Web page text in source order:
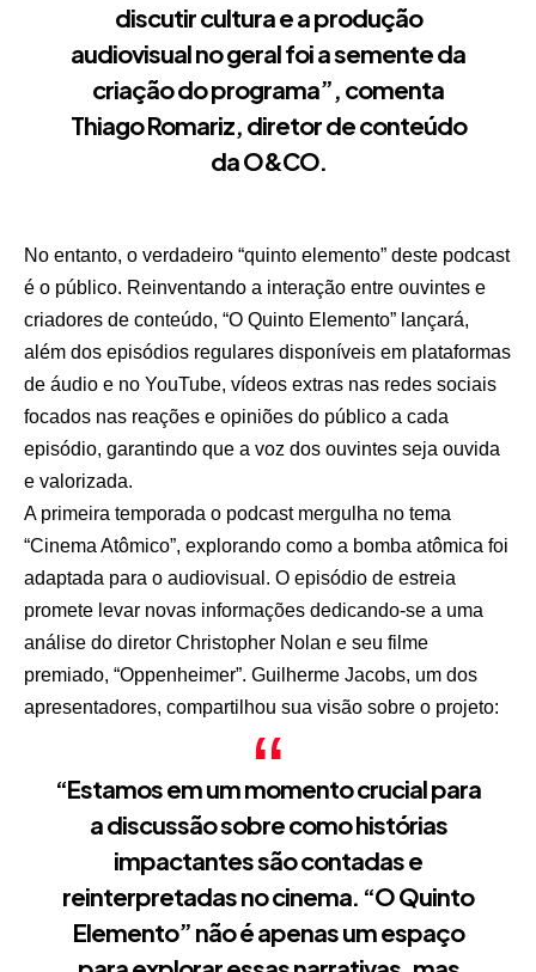
discutir cultura e a produção
audiovisual no geral foi a semente da
criação do programa”, comenta
Thiago Romariz, diretor de conteúdo
da O&CO.
No entanto, o verdadeiro “quinto elemento” deste podcast
é o público. Reinventando a interação entre ouvintes e
criadores de conteúdo, “O Quinto Elemento” lançará,
além dos episódios regulares disponíveis em plataformas
de áudio e no YouTube, vídeos extras nas redes sociais
focados nas reações e opiniões do público a cada
episódio, garantindo que a voz dos ouvintes seja ouvida
e valorizada.
A primeira temporada o podcast mergulha no tema
“Cinema Atômico”, explorando como a bomba atômica foi
adaptada para o audiovisual. O episódio de estreia
promete levar novas informações dedicando-se a uma
análise do diretor Christopher Nolan e seu filme
premiado, “Oppenheimer”. Guilherme Jacobs, um dos
apresentadores, compartilhou sua visão sobre o projeto:
“Estamos em um momento crucial para
a discussão sobre como histórias
impactantes são contadas e
reinterpretadas no cinema. “O Quinto
Elemento” não é apenas um espaço